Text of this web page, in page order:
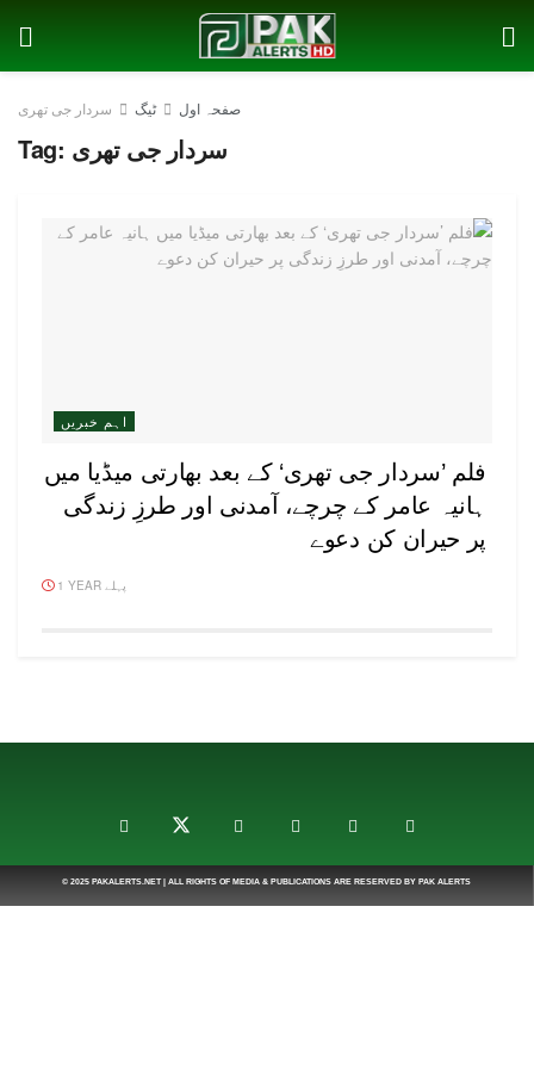
صفحہ اول ٹیگ سردار جی تھری
Tag: سردار جی تھری
اہم خبریں
فلم ’سردار جی تھری‘ کے بعد بھارتی میڈیا میں
ہانیہ عامر کے چرچے، آمدنی اور طرزِ زندگی
پر حیران کن دعوے
1 YEAR پہلے
© 2025 PAKALERTS.NET| ALL RIGHTS OF MEDIA & PUBLICATIONS ARE RESERVED BY PAK ALERTS